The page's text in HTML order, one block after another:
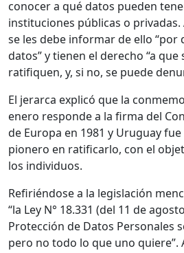
conocer a qué datos pueden
instituciones públicas o
se les debe informar de ello “por
datos” y tienen el derecho “a
ratifiquen, y, si no, se puede
El jerarca explicó que la
enero responde a la firma del
de Europa en 1981 y Uruguay
pionero en ratificarlo, con el
los individuos.
Refiriéndose a la legislación
“la Ley N° 18.331 (del 11 de
Protección de Datos Personales
pero no todo lo que uno quiere”.